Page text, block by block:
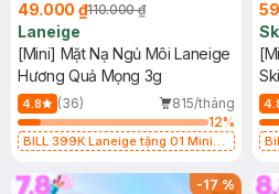
49.000 ₫110.000 ₫
Laneige
[Mini] Mặt Nạ Ngủ Môi Laneige
Hương Quả Mọng 3g
4.8 (36)
815/tháng
12%
BILL 399K Laneige tặng 01 Mini
Nước 15ml (SL có hạn)
-17%